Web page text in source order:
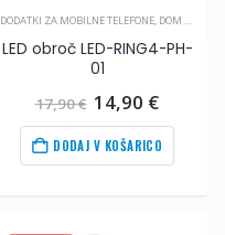
,MOBILNA FOTOGRAFIJA
DODATKI ZA MOBILNE TELEFONE, DOM IN OPREMA
LED obroč LED-RING4-PH-
01
17,90€ Izvirna
cena
je
bila:
17,90€.
14,90 €
je:
14,90
DODAJ V KOŠARICO